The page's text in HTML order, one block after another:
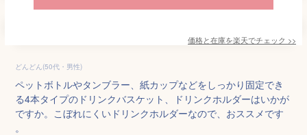
価格と在庫を楽天でチェック >>
どんどん(50代・男性)
ペットボトルやタンブラー、紙カップなどをしっかり固定でき
る4本タイプのドリンクバスケット、ドリンクホルダーはいかが
ですか。こぼれにくいドリンクホルダーなので、おススメです
。